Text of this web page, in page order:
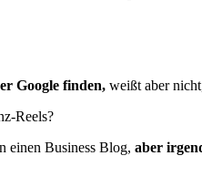
Google finden, weißt aber
Reels?
einen Business Blog, aber